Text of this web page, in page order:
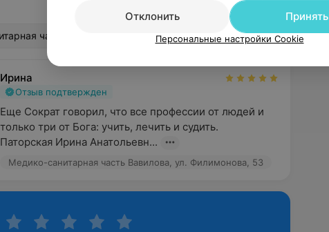
часть Вавилова, ул. Филимонова, 53
Ирина
Отзыв подтвержден
Еще Сократ говорил, что все профессии от людей и
только три от Бога: учить, лечить и судить.
Паторская Ирина Анатольевн...
Медико-санитарная часть Вавилова, ул. Филимонова, 53
Отклонить
Принять
Персональные настройки Cookie